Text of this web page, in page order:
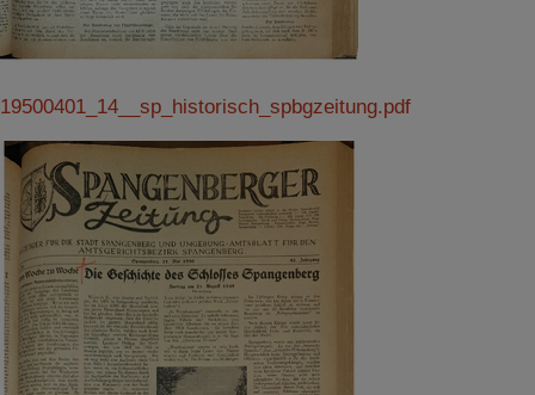
19500401_14__sp_historisch_spbgzeitung.pdf